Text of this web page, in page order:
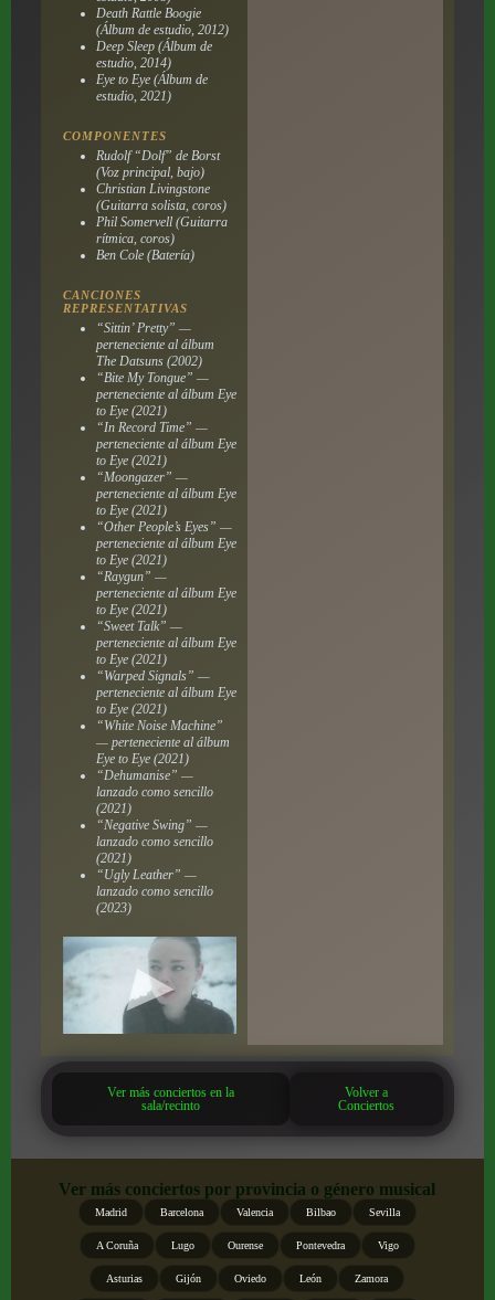
Death Rattle Boogie
(Álbum de estudio, 2012)
Deep Sleep(Álbum de
estudio, 2014)
Eye to Eye(Álbum de
estudio, 2021)
COMPONENTES
Rudolf “Dolf” de Borst
(Voz principal, bajo)
Christian Livingstone
(Guitarra solista, coros)
Phil Somervell (Guitarra
rítmica, coros)
Ben Cole (Batería)
CANCIONES
REPRESENTATIVAS
“Sittin’ Pretty” —
perteneciente al álbum
The Datsuns(2002)
“Bite My Tongue” —
perteneciente al álbum Eye
to Eye(2021)
“In Record Time” —
perteneciente al álbum Eye
to Eye(2021)
“Moongazer” —
perteneciente al álbum Eye
to Eye(2021)
“Other People’s Eyes” —
perteneciente al álbum Eye
to Eye(2021)
“Raygun” —
perteneciente al álbum Eye
to Eye(2021)
“Sweet Talk” —
perteneciente al álbum Eye
to Eye(2021)
“Warped Signals” —
perteneciente al álbum Eye
to Eye(2021)
“White Noise Machine”
— perteneciente al álbum
Eye to Eye(2021)
“Dehumanise” —
lanzado como sencillo
(2021)
“Negative Swing” —
lanzado como sencillo
(2021)
“Ugly Leather” —
lanzado como sencillo
(2023)
Ver más conciertos en la
sala/recinto
Volver a
Conciertos
Ver más conciertos por provincia o género musical
Madrid Barcelona Valencia Bilbao Sevilla
A Coruña Lugo Ourense Pontevedra Vigo
Asturias Gijón Oviedo León Zamora